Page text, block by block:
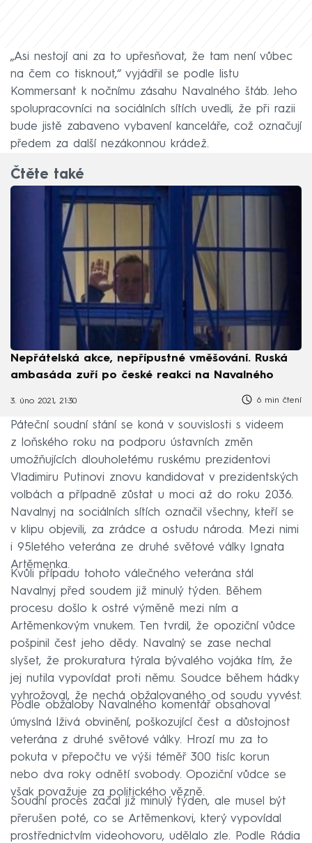
„Asi nestojí ani za to upřesňovat, že tam není vůbec
na čem co tisknout,“ vyjádřil se podle listu
Kommersant k nočnímu zásahu Navalného štáb. Jeho
spolupracovníci na sociálních sítích uvedli, že při razii
bude jistě zabaveno vybavení kanceláře, což označují
předem za další nezákonnou krádež.
Čtěte také
Nepřátelská akce, nepřípustné vměšování. Ruská
ambasáda zuří po české reakci na Navalného
3. úno 2021, 21:30 6 min čtení
Páteční soudní stání se koná v souvislosti s videem
z loňského roku na podporu ústavních změn
umožňujících dlouholetému ruskému prezidentovi
Vladimiru Putinovi znovu kandidovat v prezidentských
volbách a případně zůstat u moci až do roku 2036.
Navalnyj na sociálních sítích označil všechny, kteří se
v klipu objevili, za zrádce a ostudu národa. Mezi nimi
i 95letého veterána ze druhé světové války Ignata
Artěmenka.
Kvůli případu tohoto válečného veterána stál
Navalnyj před soudem již minulý týden. Během
procesu došlo k ostré výměně mezi ním a
Artěmenkovým vnukem. Ten tvrdil, že opoziční vůdce
pošpinil čest jeho dědy. Navalný se zase nechal
slyšet, že prokuratura týrala bývalého vojáka tím, že
jej nutila vypovídat proti němu. Soudce během hádky
vyhrožoval, že nechá obžalovaného od soudu vyvést.
Podle obžaloby Navalného komentář obsahoval
úmyslná lživá obvinění, poškozující čest a důstojnost
veterána z druhé světové války. Hrozí mu za to
pokuta v přepočtu ve výši téměř 300 tisíc korun
nebo dva roky odnětí svobody. Opoziční vůdce se
však považuje za politického vězně.
Soudní proces začal již minulý týden, ale musel být
přerušen poté, co se Artěmenkovi, který vypovídal
prostřednictvím videohovoru, udělalo zle. Podle Rádia